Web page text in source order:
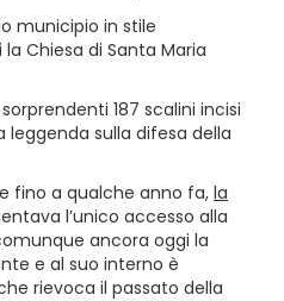
municipio in stile
Chiesa di Santa Maria
sorprendenti 187 scalini incisi
leggenda sulla difesa della
fino a qualche anno fa,la
l’unico accesso alla
ancora oggi la
e al suo interno è
rievoca il passato della